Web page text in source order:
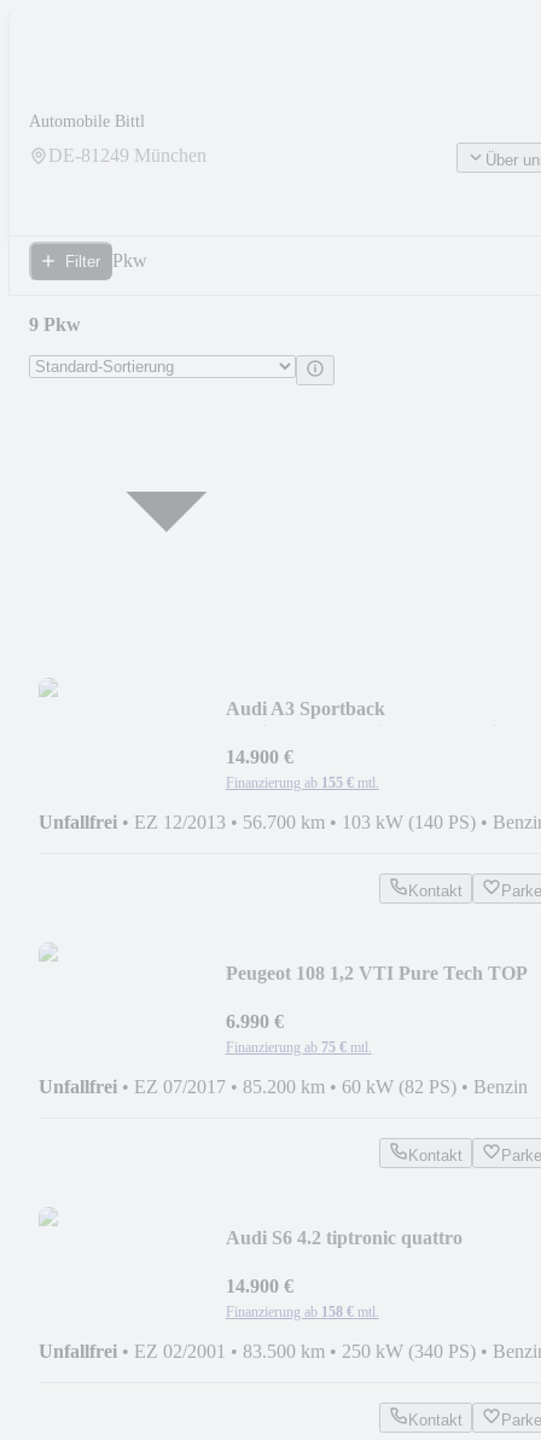
Automobile Bittl
DE-81249 München Über
Filter Pkw
9 Pkw
Audi A3 Sportback
14.900 €
Finanzierung ab 155 € mtl.
Unfallfrei • EZ 12/2013 • 56.700 km • 103 kW (140 PS) •
Kontakt
Peugeot 108 1,2 VTI Pure Tech TOP
6.990 €
Finanzierung ab 75 € mtl.
Unfallfrei • EZ 07/2017 • 85.200 km • 60 kW (82 PS) • Benzin
Kontakt
Audi S6 4.2 tiptronic quattro
14.900 €
Finanzierung ab 158 € mtl.
Unfallfrei • EZ 02/2001 • 83.500 km • 250 kW (340 PS) •
Kontakt